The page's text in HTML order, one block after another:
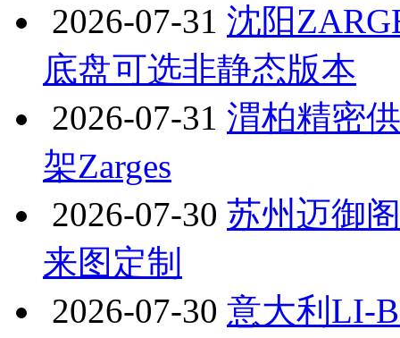
2026-07-31 沈阳
底盘可选非静态版本
2026-07-31 渭柏精密
架Zarges
2026-07-30 苏州迈御
来图定制
2026-07-30 意大利LI-